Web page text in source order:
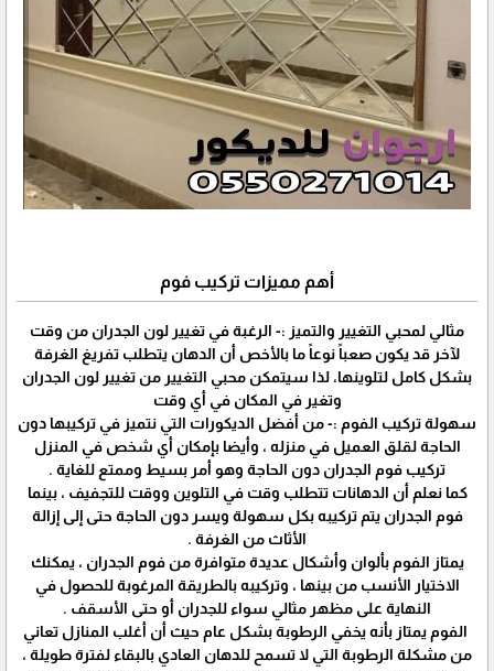
أهم مميزات تركيب فوم
مثالي لمحبي التغيير والتميز :- الرغبة في تغيير لون الجدران من وقت
لآخر قد يكون صعباً نوعاً ما بالأخص أن الدهان يتطلب تفريغ الغرفة
بشكل كامل لتلوينها، لذا سيتمكن محبي التغيير من تغيير لون الجدران
وتغير في المكان في أي وقت
سهولة تركيب الفوم :- من أفضل الديكورات التي نتميز في تركيبها دون
الحاجة لقلق العميل في منزله ، وأيضا بإمكان أي شخص في المنزل
تركيب فوم الجدران دون الحاجة وهو أمر بسيط وممتع للغاية .
كما نعلم أن الدهانات تتطلب وقت في التلوين ووقت للتجفيف ، بينما
فوم الجدران يتم تركيبه بكل سهولة ويسر دون الحاجة حتى إلى إزالة
الأثاث من الغرفة .
يمتاز الفوم بألوان وأشكال عديدة متوافرة من فوم الجدران ، يمكنك
الاختيار الأنسب من بينها ، وتركيبه بالطريقة المرغوبة للحصول في
النهاية على مظهر مثالي سواء للجدران أو حتى الأسقف .
الفوم يمتاز بأنه يخفي الرطوبة بشكل عام حيث أن أغلب المنازل تعاني
من مشكلة الرطوبة التي لا تسمح للدهان العادي بالبقاء لفترة طويلة ،